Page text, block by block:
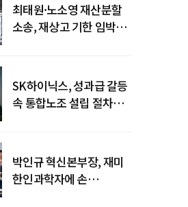
최태원·노소영 재산분할
소송, 재상고 기한 임박…
SK하이닉스, 성과급 갈등
속 통합노조 설립 절차
박인규 혁신본부장, 재미
한인과학자에 손